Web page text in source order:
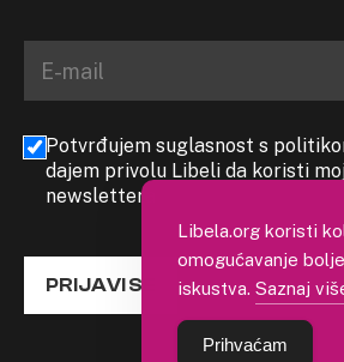
Potvrđujem suglasnost s
dajem privolu Libeli da koristi
newslettera
PRIJAVI SE
Libela.org koristi
omogućavanje
iskustva. Saznaj
Prihvaćam